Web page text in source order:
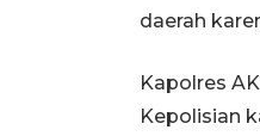
daerah
Kapolres
Kepolisian